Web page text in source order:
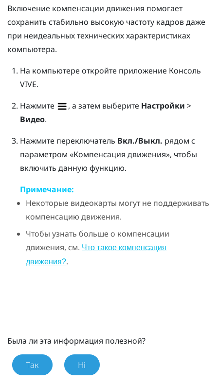
Включение компенсации движения помогает
сохранить стабильно высокую частоту кадров даже
при неидеальных технических характеристиках
компьютера.
На компьютере откройте приложение Консоль
VIVE.
Нажмите
, а затем выберите Настройки >
Видео.
Нажмите переключатель Вкл./Выкл. рядом с
параметром «Компенсация движения», чтобы
включить данную функцию.
Примечание:
Некоторые видеокарты могут не поддерживать
компенсацию движения.
Чтобы узнать больше о компенсации
движения, см. Что такое компенсация
движения?.
Была ли эта информация полезной?
Так Ні